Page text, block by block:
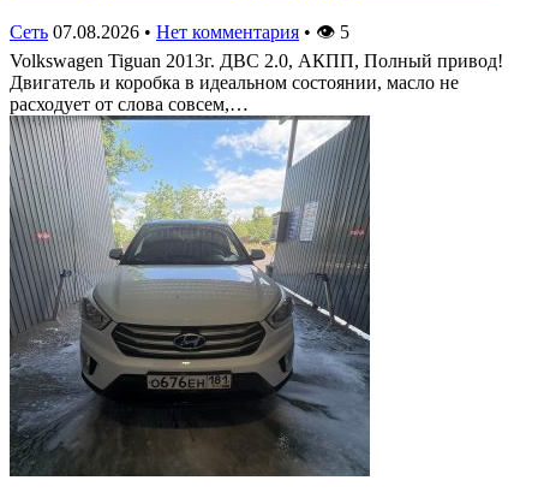
Сеть 07.08.2026 • Нет комментария • 👁 5
Volkswagen Tiguan 2013г. ДВС 2.0, АКПП, Полный привод!
Двигатель и коробка в идеальном состоянии, масло не
расходует от слова совсем,…